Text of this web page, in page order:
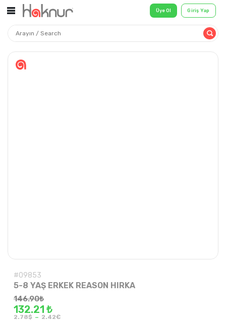
Üye Ol
#09853
5-8 YAŞ ERKEK REASON HIRKA
146.90₺
132.21 ₺
2.78$ - 2.42€